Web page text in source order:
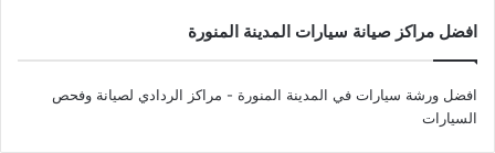
افضل مراكز صيانة سيارات المدينة المنورة
افضل ورشة سيارات في المدينة المنورة - مراكز الردادي لصيانة وفحص
السيارات